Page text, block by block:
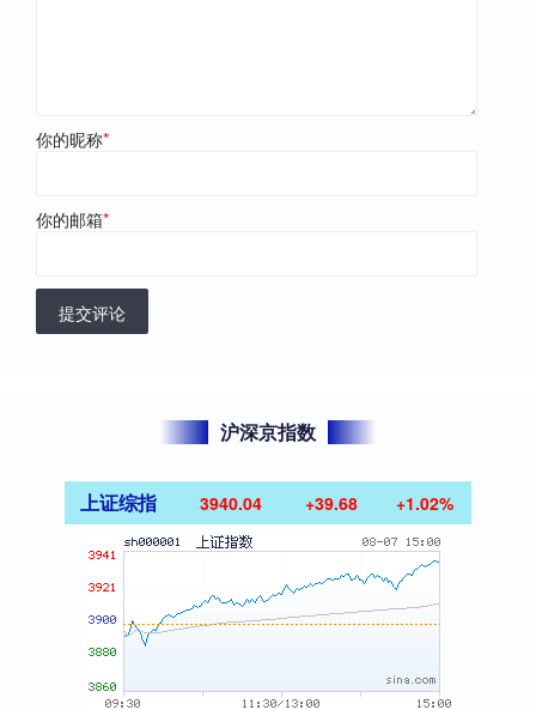
你的昵称*
你的邮箱*
提交评论
沪深京指数
上证综指 3940.04 +39.68 +1.02%